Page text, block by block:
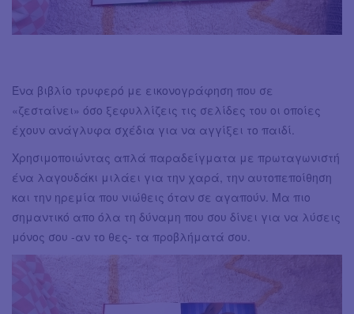
Ένα βιβλίο τρυφερό με εικονογράφηση που σε
«ζεσταίνει» όσο ξεφυλλίζεις τις σελίδες του οι οποίες
έχουν ανάγλυφα σχέδια για να αγγίξει το παιδί.
Χρησιμοποιώντας απλά παραδείγματα με πρωταγωνιστή
ένα λαγουδάκι μιλάει για την χαρά, την αυτοπεποίθηση
και την ηρεμία που νιώθεις όταν σε αγαπούν. Μα πιο
σημαντικό απο όλα τη δύναμη που σου δίνει για να λύσεις
μόνος σου -αν το θες- τα προβλήματά σου.